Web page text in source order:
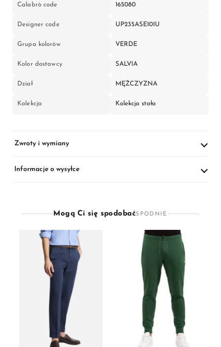
Calabrò code 165080
Designer code UP235ASE101U
Grupa kolorów VERDE
Kolor dostawcy SALVIA
Dział MĘŻCZYZNA
Kolekcja Kolekcja stała
Zwroty i wymiany
Informacje o wysyłce
Mogą Ci się spodobaćSPODNIE